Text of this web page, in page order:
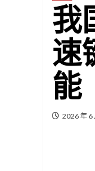
我
速
能
2026 年 6